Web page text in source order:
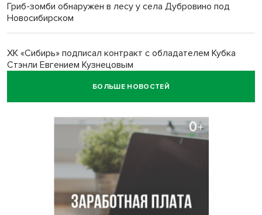
Гриб-зомби обнаружен в лесу у села Дубровино под
Новосибирском
ХК «Сибирь» подписал контракт с обладателем Кубка
Стэнли Евгением Кузнецовым
БОЛЬШЕ НОВОСТЕЙ